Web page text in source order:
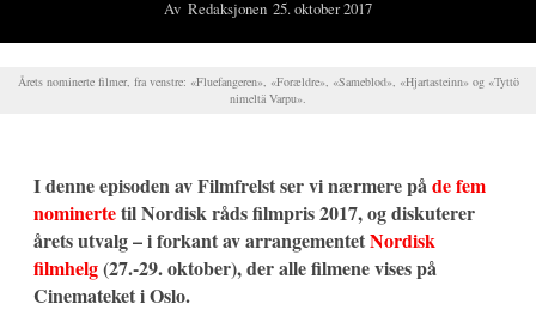
Av Redaksjonen 25. oktober 2017
Årets nominerte filmer, fra venstre: «Fluefangeren», «Forældre», «Sameblod», «Hjartasteinn» og «Tyttö
nimeltä Varpu».
I denne episoden av Filmfrelst ser vi nærmere påde fem
nominertetil Nordisk råds filmpris 2017, og diskuterer
årets utvalg – i forkant av arrangementetNordisk
filmhelg(27.-29. oktober), der alle filmene vises på
Cinemateket i Oslo.